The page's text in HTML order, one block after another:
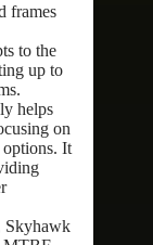
frames
to the
up to
helps
on
It
Skyhawk